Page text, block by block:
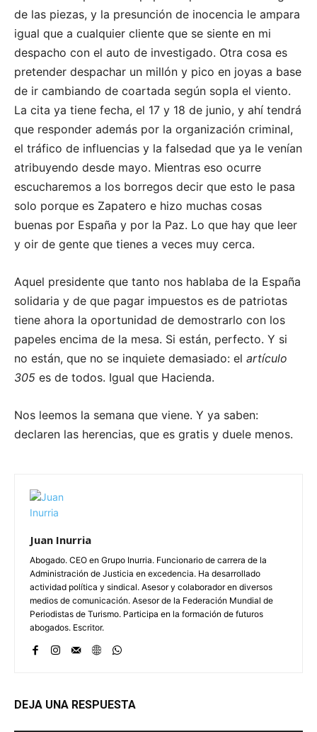
de las piezas, y la presunción de inocencia le ampara
igual que a cualquier cliente que se siente en mi
despacho con el auto de investigado. Otra cosa es
pretender despachar un millón y pico en joyas a base
de ir cambiando de coartada según sopla el viento.
La cita ya tiene fecha, el 17 y 18 de junio, y ahí tendrá
que responder además por la organización criminal,
el tráfico de influencias y la falsedad que ya le venían
atribuyendo desde mayo. Mientras eso ocurre
escucharemos a los borregos decir que esto le pasa
solo porque es Zapatero e hizo muchas cosas
buenas por España y por la Paz. Lo que hay que leer
y oir de gente que tienes a veces muy cerca.
Aquel presidente que tanto nos hablaba de la España
solidaria y de que pagar impuestos es de patriotas
tiene ahora la oportunidad de demostrarlo con los
papeles encima de la mesa. Si están, perfecto. Y si
no están, que no se inquiete demasiado: el artículo
305 es de todos. Igual que Hacienda.
Nos leemos la semana que viene. Y ya saben:
declaren las herencias, que es gratis y duele menos.
Juan Inurria
Abogado. CEO en Grupo Inurria. Funcionario de carrera de la
Administración de Justicia en excedencia. Ha desarrollado
actividad política y sindical. Asesor y colaborador en diversos
medios de comunicación. Asesor de la Federación Mundial de
Periodistas de Turismo. Participa en la formación de futuros
abogados. Escritor.
DEJA UNA RESPUESTA